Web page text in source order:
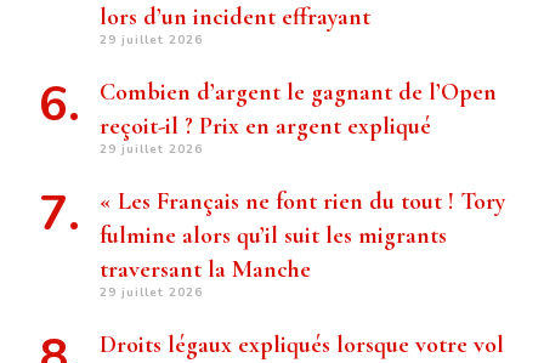
lors d’un incident effrayant
29 juillet 2026
Combien d’argent le gagnant de l’Open
reçoit-il ? Prix ​​en argent expliqué
29 juillet 2026
« Les Français ne font rien du tout ! Tory
fulmine alors qu’il suit les migrants
traversant la Manche
29 juillet 2026
Droits légaux expliqués lorsque votre vol